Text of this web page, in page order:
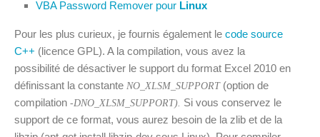
VBA Password Remover pour Linux
Pour les plus curieux, je fournis également le code source
C++ (licence GPL). A la compilation, vous avez la
possibilité de désactiver le support du format Excel 2010 en
définissant la constante NO_XLSM_SUPPORT(option de
compilation -DNO_XLSM_SUPPORT). Si vous conservez le
support de ce format, vous aurez besoin de la zlib et de la